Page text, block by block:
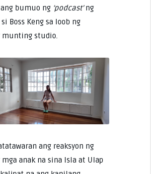
bumuo ng ‘podcast’ng
Boss Keng sa loob ng
munting studio.
ang reaksyon ng
anak na sina Isla at Ulap